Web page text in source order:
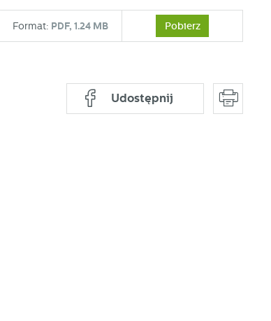
Format: PDF, 1.24 MB Pobierz
Udostępnij